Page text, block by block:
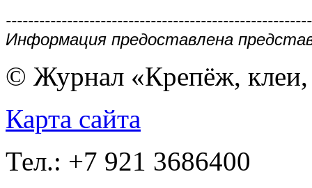
Информация предоставлена
© Журнал «Крепёж, клеи,
Карта сайта
Тел.: +7 921 3686400